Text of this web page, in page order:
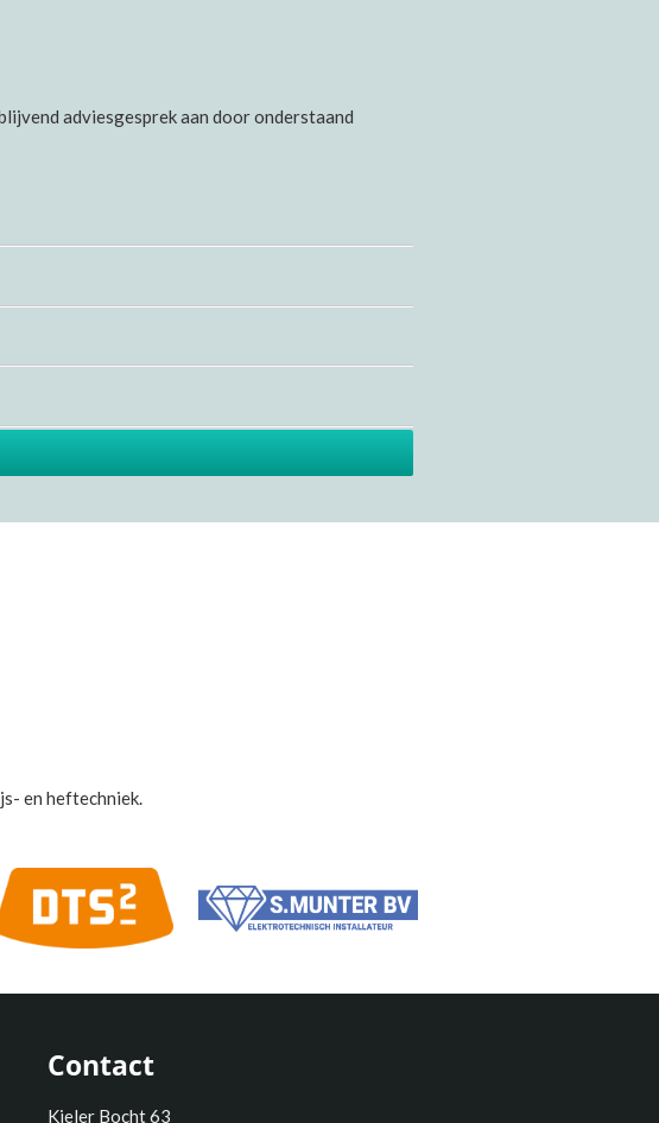
adviesgesprek aan door onderstaand
en heftechniek.
Contact
Kieler Bocht 63